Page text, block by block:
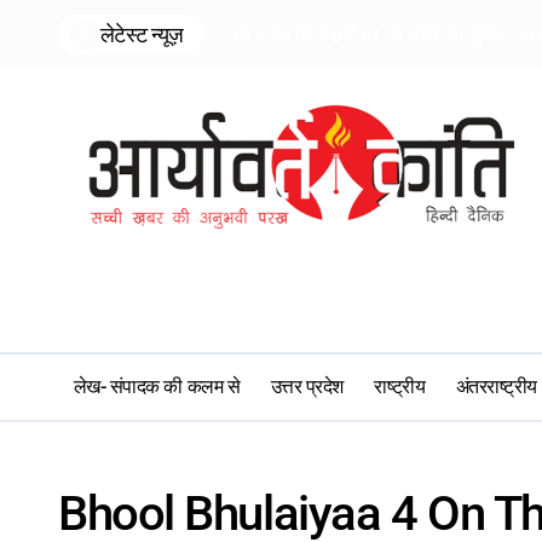
लेटेस्ट न्यूज़
लेख- संपादक की कलम से उत्तर प्रदेश राष्ट्रीय अंतरराष्ट्रीय
Bhool Bhulaiyaa 4 On